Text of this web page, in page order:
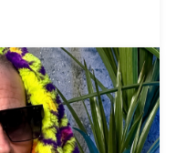
nuori kuljettaja
aiheutti karkuun
voimankäyttö oli
kuljettajan
levinneellä videolla
ja […]